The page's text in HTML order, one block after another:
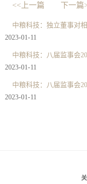
<<上一篇 下一篇
中粮科技：独立董事对
2023-01-11
中粮科技：八届监事会
2023-01-11
中粮科技：八届监事会
2023-01-11